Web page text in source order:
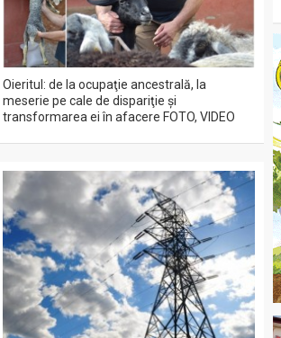
Oieritul: de la ocupaţie ancestrală, la
meserie pe cale de dispariţie şi
transformarea ei în afacere FOTO, VIDEO